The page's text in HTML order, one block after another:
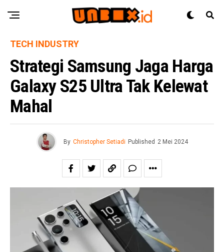
TECH INDUSTRY
Strategi Samsung Jaga Harga
Galaxy S25 Ultra Tak Kelewat
Mahal
By Christopher Setiadi Published 2 Mei 2024